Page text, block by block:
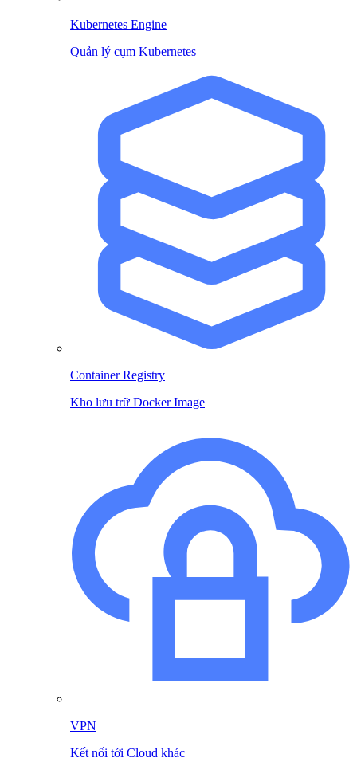
Kubernetes Engine
Quản lý cụm Kubernetes
Container Registry
Kho lưu trữ Docker Image
VPN
Kết nối tới Cloud khác